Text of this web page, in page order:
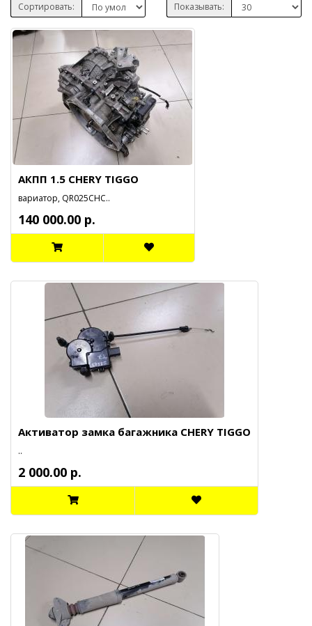
Сортировать: Показывать:
АКПП 1.5 CHERY TIGGO
вариатор, QR025CHC..
140 000.00 р.
Активатор замка багажника CHERY TIGGO
..
2 000.00 р.